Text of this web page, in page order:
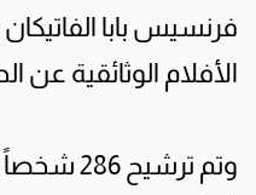
فرنسيس بابا الفاتيكان
الأفلام الوثائقية عن
وتم